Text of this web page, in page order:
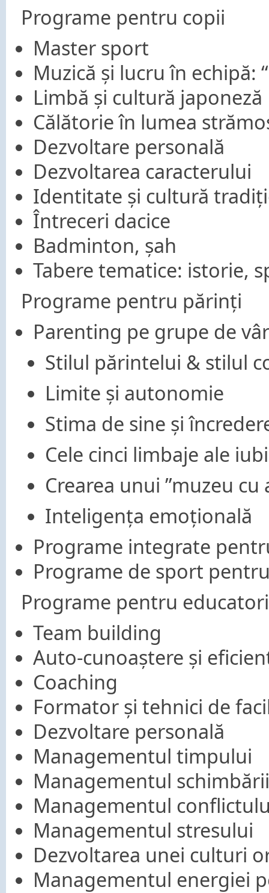
Programe pentru copii
Master sport
Muzică și lucru în echipă: “
Limbă și cultură japoneză
Călătorie în lumea
Dezvoltare personală
Dezvoltarea caracterului
Identitate și cultură
Întreceri dacice
Badminton, șah
Tabere tematice: istorie,
Programe pentru părinți
Parenting pe grupe de
Stilul părintelui & stilul
Limite și autonomie
Stima de sine și
Cele cinci limbaje ale
Crearea unui ”muzeu cu
Inteligența emoțională
Programe integrate
Programe de sport
Programe pentru
Team building
Auto-cunoaștere și
Coaching
Formator și tehnici de
Dezvoltare personală
Managementul timpului
Managementul schimbării
Managementul
Managementul stresului
Dezvoltarea unei culturi
Managementul energiei